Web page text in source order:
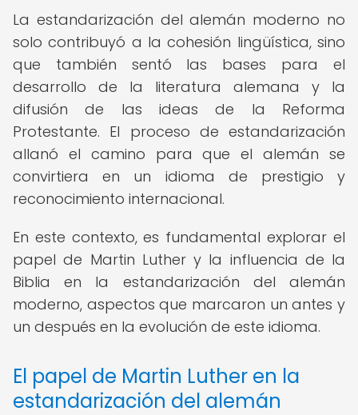
La estandarización del alemán moderno no
solo contribuyó a la cohesión lingüística, sino
que también sentó las bases para el
desarrollo de la literatura alemana y la
difusión de las ideas de la Reforma
Protestante. El proceso de estandarización
allanó el camino para que el alemán se
convirtiera en un idioma de prestigio y
reconocimiento internacional.
En este contexto, es fundamental explorar el
papel de Martin Luther y la influencia de la
Biblia en la estandarización del alemán
moderno, aspectos que marcaron un antes y
un después en la evolución de este idioma.
El papel de Martin Luther en la
estandarización del alemán